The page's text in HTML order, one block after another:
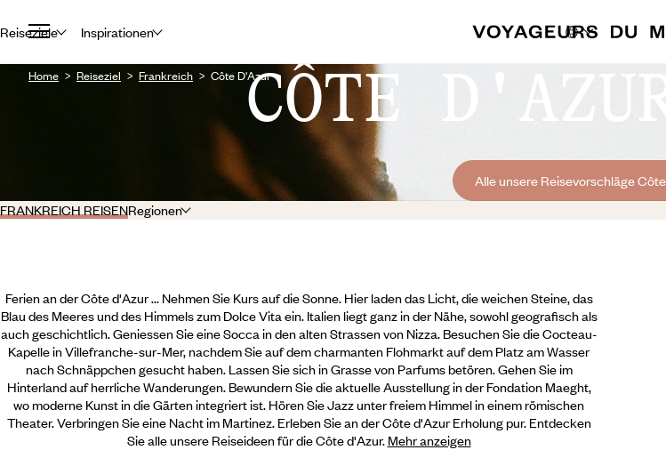
Reiseziele Inspirationen
Home Reiseziel Frankreich Côte D'AzurCÔTE
Alle unsere Reisevorschläge
FRANKREICH REISENRegionen
Ferien an der Côte d'Azur ... Nehmen Sie Kurs auf die Sonne. Hier laden das Licht, die weichen Steine, das
Blau des Meeres und des Himmels zum Dolce Vita ein. Italien liegt ganz in der Nähe, sowohl geografisch als
auch geschichtlich. Geniessen Sie eine Socca in den alten Strassen von Nizza. Besuchen Sie die Cocteau-
Kapelle in Villefranche-sur-Mer, nachdem Sie auf dem charmanten Flohmarkt auf dem Platz am Wasser
nach Schnäppchen gesucht haben. Lassen Sie sich in Grasse von Parfums betören. Gehen Sie im
Hinterland auf herrliche Wanderungen. Bewundern Sie die aktuelle Ausstellung in der Fondation Maeght,
wo moderne Kunst in die Gärten integriert ist. Hören Sie Jazz unter freiem Himmel in einem römischen
Theater. Verbringen Sie eine Nacht im Martinez. Erleben Sie an der Côte d'Azur Erholung pur. Entdecken
Sie alle unsere Reiseideen für die Côte d'Azur. Mehr anzeigen